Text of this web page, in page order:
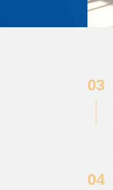
03
04